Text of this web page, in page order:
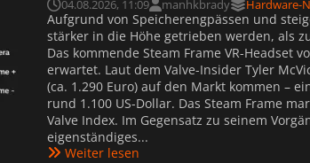
04.08.2026, 11:09 manhkbrady Hardware-
Aufgrund von Speicherengpässen und
stärker in die Höhe getrieben werden, als
Das kommende Steam Frame VR-Headset
erwartet. Laut dem Valve-Insider Tyler
(ca. 1.290 Euro) auf den Markt kommen –
rund 1.100 US-Dollar. Das Steam Frame
Valve Index. Im Gegensatz zu seinem
eigenständiges...
Weiter lesen